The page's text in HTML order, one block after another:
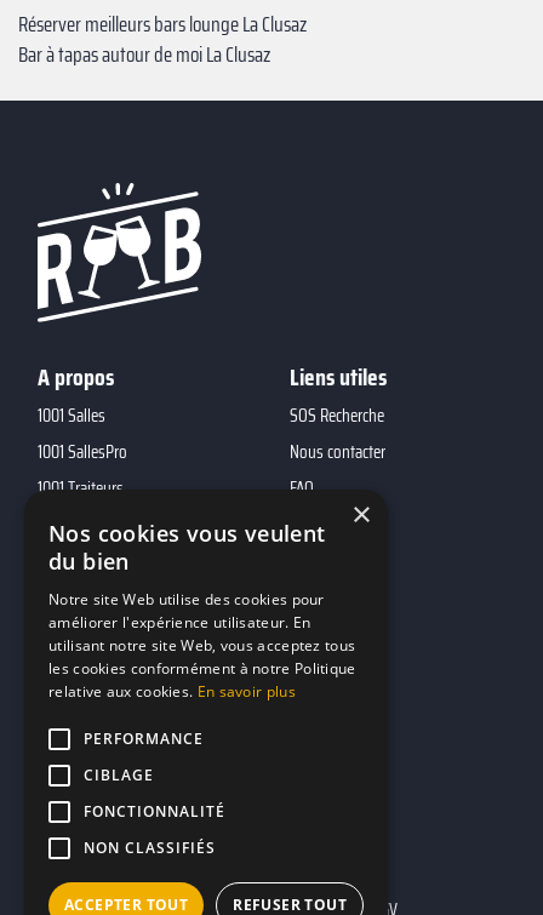
Réserver meilleurs bars lounge La Clusaz
Bar à tapas autour de moi La Clusaz
A propos
1001 Salles
1001 SallesPro
1001 Traiteurs
1001 DJ
10h01
MP2
Liens utiles
SOS Recherche
Nous contacter
FAQ
Contacts
marketing@reserverunbar.fr
11 rue Maurice Grandcoing
94200 Ivry-sur-Seine
×
Nos cookies vous veulent
du bien
Notre site Web utilise des cookies pour
améliorer l'expérience utilisateur. En
utilisant notre site Web, vous acceptez tous
les cookies conformément à notre Politique
relative aux cookies. En savoir plus
PERFORMANCE
CIBLAGE
FONCTIONNALITÉ
NON CLASSIFIÉS
ACCEPTER TOUT REFUSER TOUT